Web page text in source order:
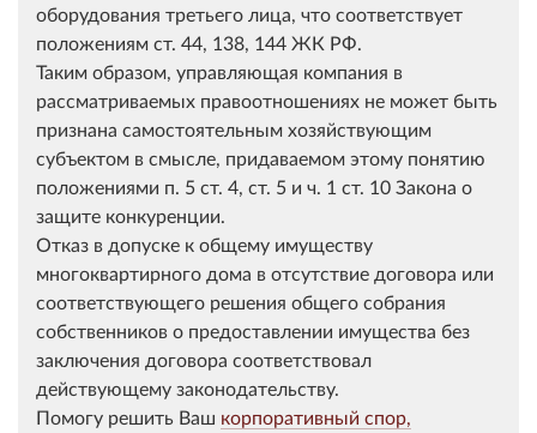
оборудования третьего лица, что соответствует
положениям ст. 44, 138, 144 ЖК РФ.
Таким образом, управляющая компания в
рассматриваемых правоотношениях не может быть
признана самостоятельным хозяйствующим
субъектом в смысле, придаваемом этому понятию
положениями п. 5 ст. 4, ст. 5 и ч. 1 ст. 10 Закона о
защите конкуренции.
Отказ в допуске к общему имуществу
многоквартирного дома в отсутствие договора или
соответствующего решения общего собрания
собственников о предоставлении имущества без
заключения договора соответствовал
действующему законодательству.
Помогу решить Ваш корпоративный спор,